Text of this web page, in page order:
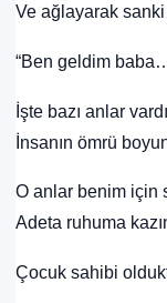
Ve ağlayarak
“Ben geldim
İşte bazı anlar
İnsanın ömrü
O anlar benim için
Adeta ruhuma
Çocuk sahibi